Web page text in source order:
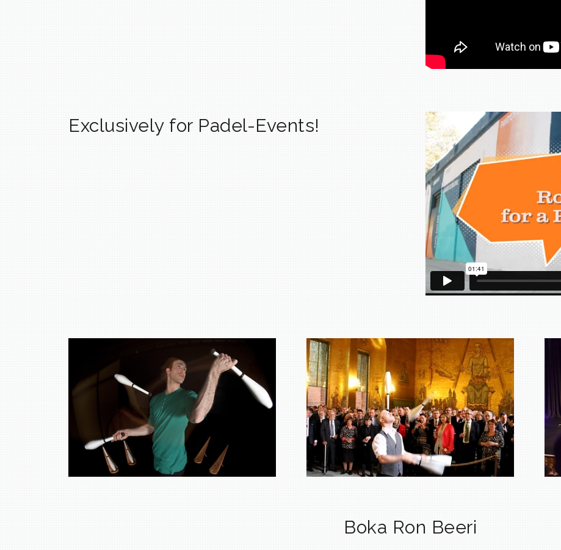
Exclusively for Padel-Events!
Boka Ron Beeri